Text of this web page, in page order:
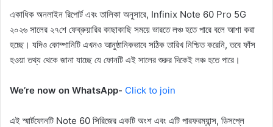
একাধিক অনলাইন রিপোর্ট এবং তালিকা অনুসারে, Infinix Note 60 Pro 5G
২০২৬ সালের ২৭শে ফেব্রুয়ারির কাছাকাছি সময়ে ভারতে লঞ্চ হতে পারে বলে আশা করা
হচ্ছে। যদিও কোম্পানিটি এখনও আনুষ্ঠানিকভাবে সঠিক তারিখ নিশ্চিত করেনি, তবে ফাঁস
হওয়া তথ্য থেকে জানা যাচ্ছে যে ফোনটি এই সালের শুরুর দিকেই লঞ্চ হতে পারে।
We’re now on WhatsApp- Click to join
এই স্মার্টফোনটি Note 60 সিরিজের একটি অংশ এবং এটি পারফরম্যান্স, ডিসপ্লে